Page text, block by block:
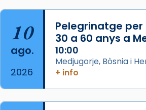
Jaume, fill de Zebedeu, és
seu germà Joan i Pere un
acompanyava més de prop
Segons el llibre dels Fets
apòstol màrtir, decapitat a
Herodes Agripa (vers l'any
10
ago.
2026
Pelegrinatge
30 a 60 anys a
10:00
Medjugorje, Bòsnia i
+ info